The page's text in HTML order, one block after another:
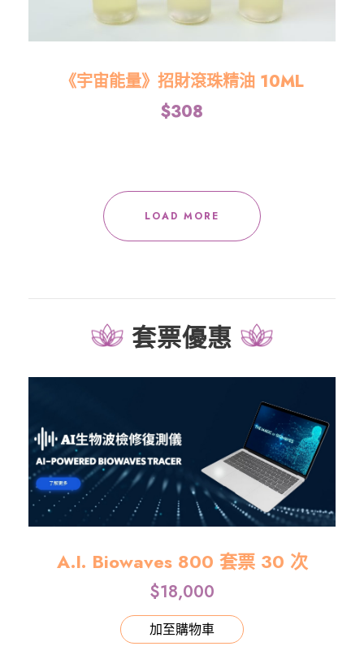
《宇宙能量》招財滾珠精油 10ML
$308
LOAD MORE
套票優惠
A.I. Biowaves 800 套票 30 次
$18,000
加至購物車